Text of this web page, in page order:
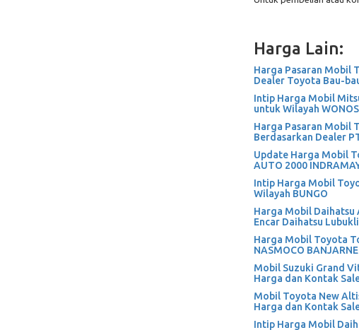
Harga Lain:
Harga Pasaran Mobil
Dealer Toyota Bau-
Intip Harga Mobil
untuk Wilayah
Harga Pasaran Mobil
Berdasarkan Dealer
Update Harga Mobil
AUTO 2000
Intip Harga Mobil
Wilayah BUNGO
Harga Mobil Daihatsu
Encar Daihatsu
Harga Mobil Toyota
NASMOCO
Mobil Suzuki Grand
Harga dan Kontak
Mobil Toyota New
Harga dan Kontak
Intip Harga Mobil